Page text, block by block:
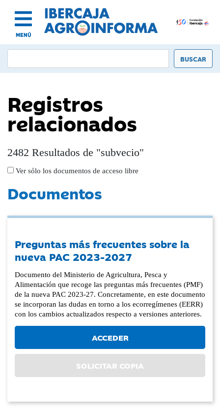
MENÚ
Registros
relacionados
2482 Resultados de "subvecio"
Ver sólo los documentos de acceso libre
Documentos
Preguntas más frecuentes sobre la
nueva PAC 2023-2027
Documento del Ministerio de Agricultura, Pesca y
Alimentación que recoge las preguntas más frecuentes (PMF)
de la nueva PAC 2023-27. Concretamente, en este documento
se incorporan las dudas en torno a los ecorregímenes (EERR)
con los cambios actualizados respecto a versiones anteriores.
ACCEDER
SOLICITAR COPIA